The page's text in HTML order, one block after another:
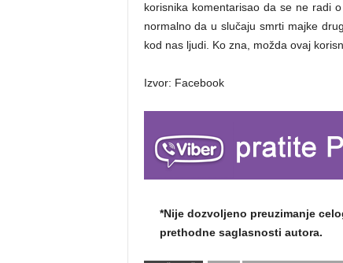
e
korisnika komentarisao da se ne radi
normalno da u slučaju smrti majke
kod nas ljudi. Ko zna, možda ovaj
Izvor: Facebook
*Nije dozvoljeno preuzimanje
prethodne saglasnosti autora.